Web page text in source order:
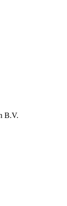
B.V.